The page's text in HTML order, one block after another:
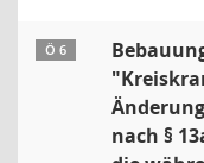
Ö 6
nach §